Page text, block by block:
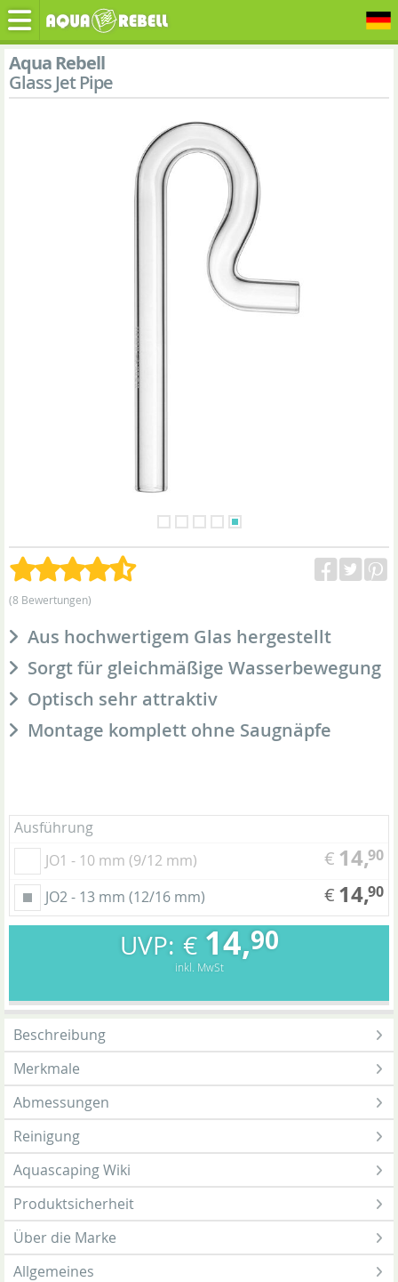
Aqua Rebell
Glass Jet Pipe
(8 Bewertungen)
Aus hochwertigem Glas hergestellt
Sorgt für gleichmäßige Wasserbewegung
Optisch sehr attraktiv
Montage komplett ohne Saugnäpfe
Ausführung
€ 14,90
JO1 - 10 mm (9/12 mm)
€ 14,90
JO2 - 13 mm (12/16 mm)
€ 14,90
inkl. MwSt
Beschreibung
Merkmale
Abmessungen
Reinigung
Aquascaping Wiki
Produktsicherheit
Über die Marke
Allgemeines